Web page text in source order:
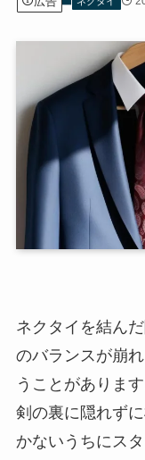
ネクタイを結ん
のバランスが崩
うことがありま
剣の裏に隠れず
かないうちにス